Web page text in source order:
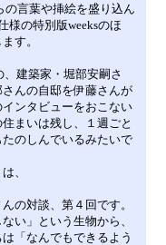
の言葉や挿絵を盛り込ん
様の特別版weeksのほ
す。
建築家・堀部安嗣さ
んの自邸を伊藤さんが
ンタビューをおこない
まいは残し、１週ごと
のしんでいるみたいで
、
の対談、第４回です。
い」という生物から、
「なんでもできるよう